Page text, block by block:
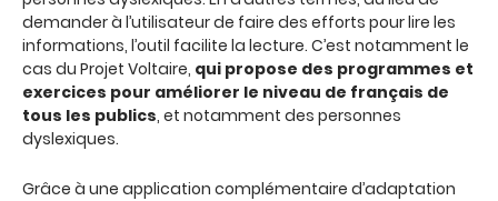
demander à l’utilisateur de faire des efforts pour lire les
informations, l’outil facilite la lecture. C’est notamment le
cas du Projet Voltaire, qui propose des programmes et
exercices pour améliorer le niveau de français de
tous les publics, et notamment des personnes
dyslexiques.
Grâce à une application complémentaire d’adaptation